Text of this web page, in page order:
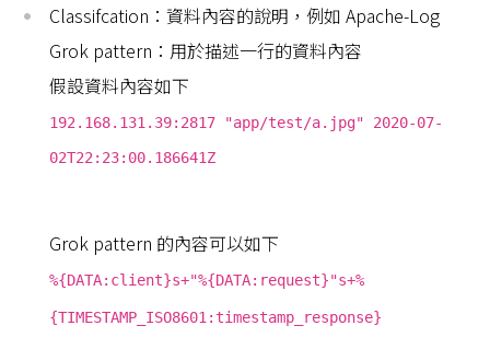
Classifcation：資料內容的說明，例如 Apache-Log
Grok pattern：用於描述一行的資料內容
假設資料內容如下
192.168.131.39:2817 "app/test/a.jpg" 2020-07-
02T22:23:00.186641Z
Grok pattern 的內容可以如下
%{DATA:client}s+"%{DATA:request}"s+%
{TIMESTAMP_ISO8601:timestamp_response}